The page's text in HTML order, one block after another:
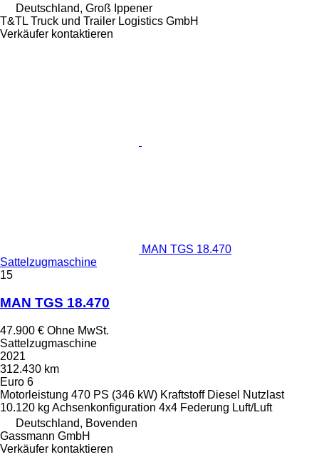
Deutschland, Groß Ippener
T&TL Truck und Trailer Logistics GmbH
Verkäufer kontaktieren
MAN TGS 18.470
Sattelzugmaschine
15
MAN TGS 18.470
47.900 € Ohne MwSt.
Sattelzugmaschine
2021
312.430 km
Euro 6
Motorleistung 470 PS (346 kW) Kraftstoff Diesel Nutzlast
10.120 kg Achsenkonfiguration 4x4 Federung Luft/Luft
Deutschland, Bovenden
Gassmann GmbH
Verkäufer kontaktieren